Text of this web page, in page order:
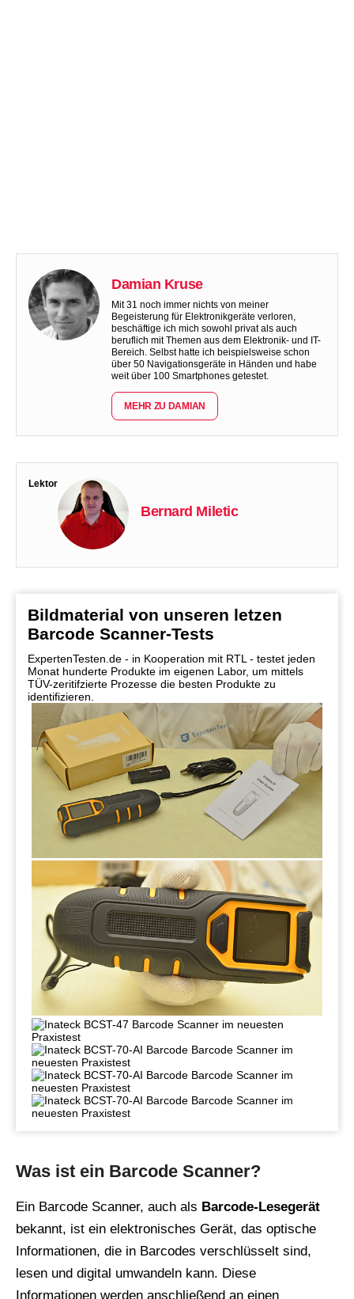
Damian Kruse
Mit 31 noch immer nichts von meiner
Begeisterung für Elektronikgeräte verloren,
beschäftige ich mich sowohl privat als auch
beruflich mit Themen aus dem Elektronik- und IT-
Bereich. Selbst hatte ich beispielsweise schon
über 50 Navigationsgeräte in Händen und habe
weit über 100 Smartphones getestet.
MEHR ZU DAMIAN
Lektor
Bernard Miletic
Bildmaterial von unseren letzen
Barcode Scanner-Tests
ExpertenTesten.de - in Kooperation mit RTL - testet jeden
Monat hunderte Produkte im eigenen Labor, um mittels
TÜV-zeritifzierte Prozesse die besten Produkte zu
identifizieren.
Was ist ein Barcode Scanner?
Ein Barcode Scanner, auch als Barcode-Lesegerät
bekannt, ist ein elektronisches Gerät, das optische
Informationen, die in Barcodes verschlüsselt sind,
lesen und digital umwandeln kann. Diese
Informationen werden anschließend an einen